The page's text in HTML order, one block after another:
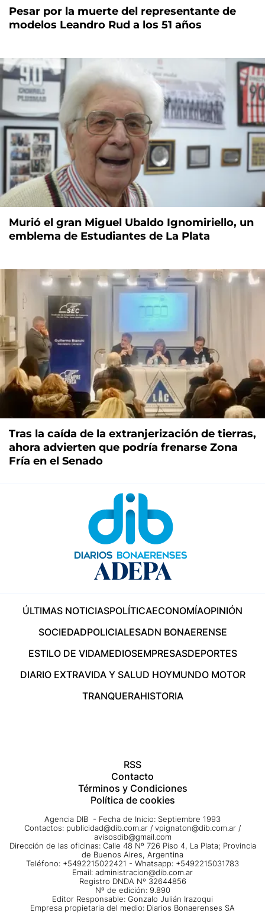
Pesar por la muerte del representante de
modelos Leandro Rud a los 51 años
Murió el gran Miguel Ubaldo Ignomiriello, un
emblema de Estudiantes de La Plata
Tras la caída de la extranjerización de tierras,
ahora advierten que podría frenarse Zona
Fría en el Senado
ÚLTIMAS NOTICIASPOLÍTICAECONOMÍAOPINIÓN
SOCIEDADPOLICIALESADN BONAERENSE
ESTILO DE VIDAMEDIOSEMPRESASDEPORTES
DIARIO EXTRAVIDA Y SALUD HOYMUNDO MOTOR
TRANQUERAHISTORIA
RSS
Contacto
Términos y Condiciones
Política de cookies
Agencia DIB - Fecha de Inicio: Septiembre 1993
Contactos: publicidad@dib.com.ar / vpignaton@dib.com.ar /
avisosdib@gmail.com
Dirección de las oficinas: Calle 48 Nº 726 Piso 4, La Plata; Provincia
de Buenos Aires, Argentina
Teléfono: +5492215022421 - Whatsapp: +5492215031783
Email: administracion@dib.com.ar
Registro DNDA Nº 32644856
Nº de edición: 9.890
Editor Responsable: Gonzalo Julián Irazoqui
Empresa propietaria del medio: Diarios Bonaerenses SA